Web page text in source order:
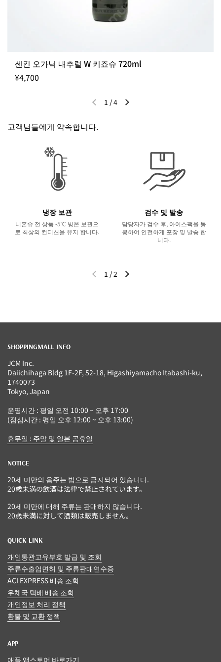
센킨 오가닉 내추럴 W 키죠슈 720ml
¥4,700
이전 슬라이드다음 슬라이드
1 /4
고객님들에게 약속합니다.
냉장 보관
니혼슈 전 상품 -5℃ 빙온 보관으
로 최상의 컨디션을 유지 합니다.
검수 및 발송
담당자가 검수 후, 아이스팩을 동
봉하여 안전하게 포장 및 발송 합
니다.
이전 슬라이드다음 슬라이드
1 /2
SHOPPINGMALL INFO
JCM Inc.
Daiichihaga Bldg 1F-2F, 52-18, Higashiyamacho Itabashi-ku,
1740073
Tokyo, Japan
운영시간 : 평일 오전 10:00 ~ 오후 17:00
(점심시간 : 평일 오후 12:00 ~ 오후 13:00)
휴무일 : 주말 및 일본 공휴일
NOTICE
20세 미만의 음주는 법으로 금지되어 있습니다.
20歳未満の飲酒は法律で禁止されています。
20세 미만에 대해 주류는 판매하지 않습니다.
20歳未満に対して酒類は販売しません。
QUICK LINK
개인통관고유부호 발급 및 조회
주류수출업면허 및 주류판매연수증
ACI EXPRESS 배송 조회
우체국 택배 배송 조회
개인정보 처리 정책
환불 및 교환 정책
APP
애플 앱스토어 바로가기